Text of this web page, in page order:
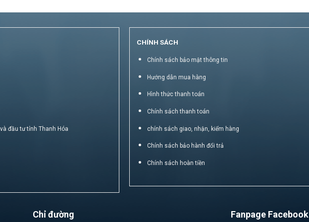
đầu tư tỉnh Thanh Hóa
CHÍNH SÁCH
Chính sách bảo mật thông tin
Hướng dẫn mua hàng
Hình thức thanh toán
Chính sách thanh toán
chính sách giao, nhận, kiểm hàng
Chính sách bảo hành đổi trả
Chính sách hoàn tiền
Chỉ đường Fanpage Facebook